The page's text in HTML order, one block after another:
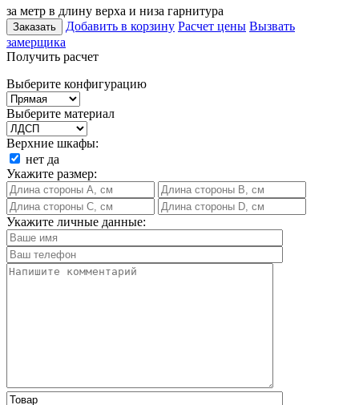
за метр в длину верха и низа гарнитура
Заказать Добавить в корзину Расчет цены Вызвать
замерщика
Получить расчет
Выберите конфигурацию
Выберите материал
Верхние шкафы:
нет да
Укажите размер:
Укажите личные данные: